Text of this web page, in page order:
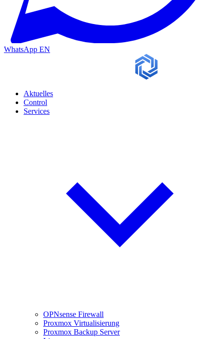
WhatsApp EN
Aktuelles
Control
Services
OPNsense Firewall
Proxmox Virtualisierung
Proxmox Backup Server